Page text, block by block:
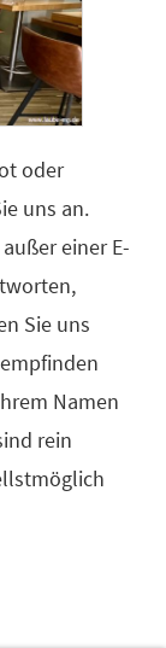
oder
uns an.
einer E-
Sie uns
Namen
rein